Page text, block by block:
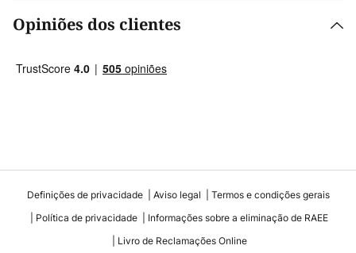
Opiniões dos clientes
Definições de privacidade Aviso legal
Termos e condições gerais
Política de privacidade
Informações sobre a eliminação de RAEE
Livro de Reclamações Online